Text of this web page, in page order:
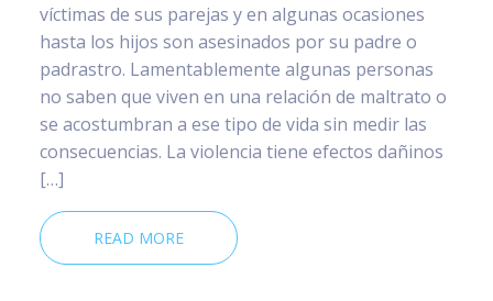
víctimas de sus parejas y en algunas ocasiones
hasta los hijos son asesinados por su padre o
padrastro. Lamentablemente algunas personas
no saben que viven en una relación de maltrato o
se acostumbran a ese tipo de vida sin medir las
consecuencias. La violencia tiene efectos dañinos
[…]
READ MORE